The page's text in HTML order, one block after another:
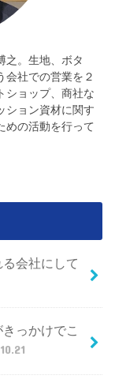
。生地、ボタ
会社での営業を２
ショップ、商社な
ション資材に関す
めの活動を行って
会社にして
っかけでこ